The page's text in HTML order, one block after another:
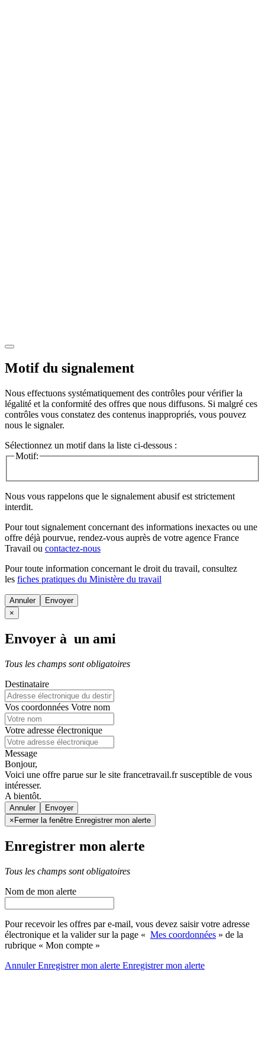
Motif du signalement
Nous effectuons systématiquement des contrôles pour vérifier la
légalité et la conformité des offres que nous diffusons. Si malgré ces
contrôles vous constatez des contenus inappropriés, vous pouvez
nous le signaler.
Sélectionnez un motif dans la liste ci-dessous :
Motif:
Nous vous rappelons que le signalement abusif est strictement
interdit.
Pour tout signalement concernant des informations inexactes ou une
offre déjà pourvue, rendez-vous auprès de votre agence France
Travail ou contactez-nous
Pour toute information concernant le droit du travail, consultez
les fiches pratiques du Ministère du travail
Annuler
×
Envoyer à un ami
Tous les champs sont obligatoires
Destinataire
Vos coordonnées Votre nom
Votre adresse électronique
Message
Bonjour,
Voici une offre parue sur le site francetravail.fr susceptible de vous
intéresser.
A bientôt.
Annuler
× Fermer la fenêtre Enregistrer mon alerte
Enregistrer mon alerte
Tous les champs sont obligatoires
Nom de mon alerte
Pour recevoir les offres par e-mail, vous devez saisir votre adresse
électronique et la valider sur la page « Mes coordonnées » de la
rubrique « Mon compte »
AnnulerEnregistrer mon alerte Enregistrermon alerte